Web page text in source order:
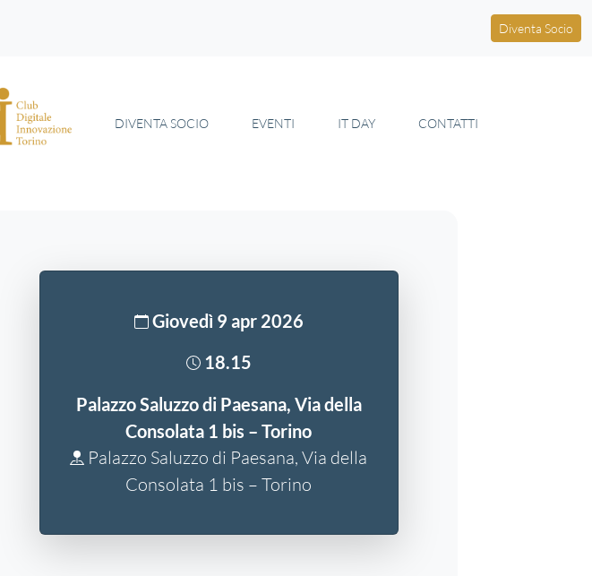
Diventa Socio
DIVENTA SOCIO EVENTI IT DAY CONTATTI
Giovedì 9 apr 2026
18.15
Palazzo Saluzzo di Paesana, Via della
Consolata 1 bis – Torino
Palazzo Saluzzo di Paesana, Via della
Consolata 1 bis – Torino